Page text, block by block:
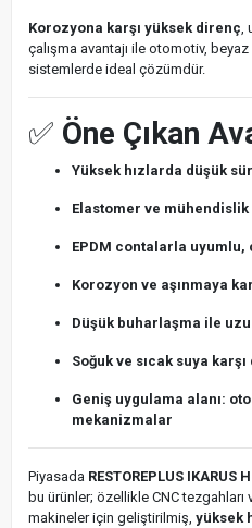
Korozyona karşı yüksek direnç,
çalışma avantajı ile otomotiv,
sistemlerde ideal çözümdür.
✅ Öne Çıkan
Yüksek hızlarda düşük
Elastomer ve
EPDM contalarla uyumlu,
Korozyon ve aşınmaya
Düşük buharlaşma ile
Soğuk ve sıcak suya
Geniş uygulama alanı:
mekanizmalar
Piyasada RESTOREPLUS IKARUS
bu ürünler; özellikle CNC
makineler için geliştirilmiş, yüksek